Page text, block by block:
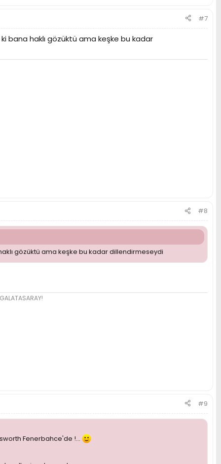
#7
bana haklı gözüktü ama keşke bu kadar
#8
gözüktü ama keşke bu kadar dillendirmeseydi
#9
Fenerbahce'de !...